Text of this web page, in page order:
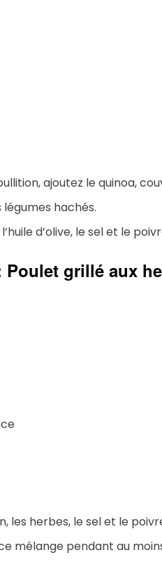
ajoutez le quinoa,
hachés.
d’olive, le sel et le
grillé aux
les herbes, le sel et le
mélange pendant au